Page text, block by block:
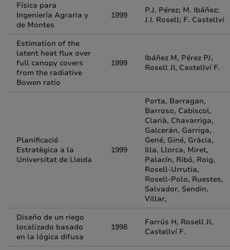
Física para
Ingeniería Agraria y
de Montes
1999
P.J. Pérez; M. Ibáñez;
J.I. Rosell; F. Castellví
Estimation of the
latent heat flux over
full canopy covers
from the radiative
Bowen ratio
1999
Ibáñez M, Pérez PJ,
Rosell JI, Castellví F.
Planificació
Estratègica a la
Universitat de Lleida
1999
Porta, Barragan,
Barroso, Cabiscol,
Clarià, Chavarriga,
Galcerán, Garriga,
Gené, Giné, Gràcia,
Illa, Llorca, Miret,
Palacín, Ribó, Roig,
Rosell-Urrutia,
Rosell-Polo, Ruestes,
Salvador, Sendin,
Villar,
Diseño de un riego
localizado basado
en la lógica difusa
1998
Farrús H, Rosell JI,
Castellví F.